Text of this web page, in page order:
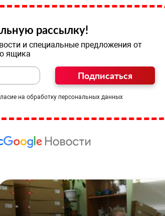
рассылку!
и специальные предложения от
ящика
Подписаться
на обработку персональных данных